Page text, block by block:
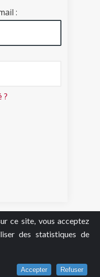
ce site, vous acceptez
des statistiques de
Accepter Refuser
:
?